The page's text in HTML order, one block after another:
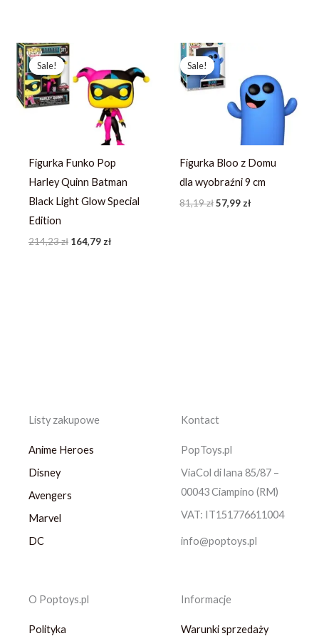
Sale!
Sale!
Figurka Funko Pop
Harley Quinn Batman
Black Light Glow Special
Edition
214,23zł
Pierwotna
wynosiła:
214,23 zł.
164,79 zł
wynosi:
164,79 zł.
Sale!
Sale!
Figurka Bloo z Domu
dla wyobraźni 9 cm
81,19zł
Pierwotna
cena
wynosiła:
81,19 zł.
57,99 zł
57,99 zł.
Listy zakupowe
Anime Heroes
Disney
Avengers
Marvel
DC
Kontact
PopToys.pl
ViaCol di lana 85/87 –
00043 Ciampino (RM)
VAT: IT151776611004
info@poptoys.pl
O Poptoys.pl
Polityka
Informacje
Warunki sprzedaży